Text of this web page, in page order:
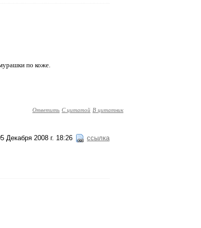
по коже.
Ответить С цитатой В цитатник
Декабря 2008 г. 18:26 ссылка